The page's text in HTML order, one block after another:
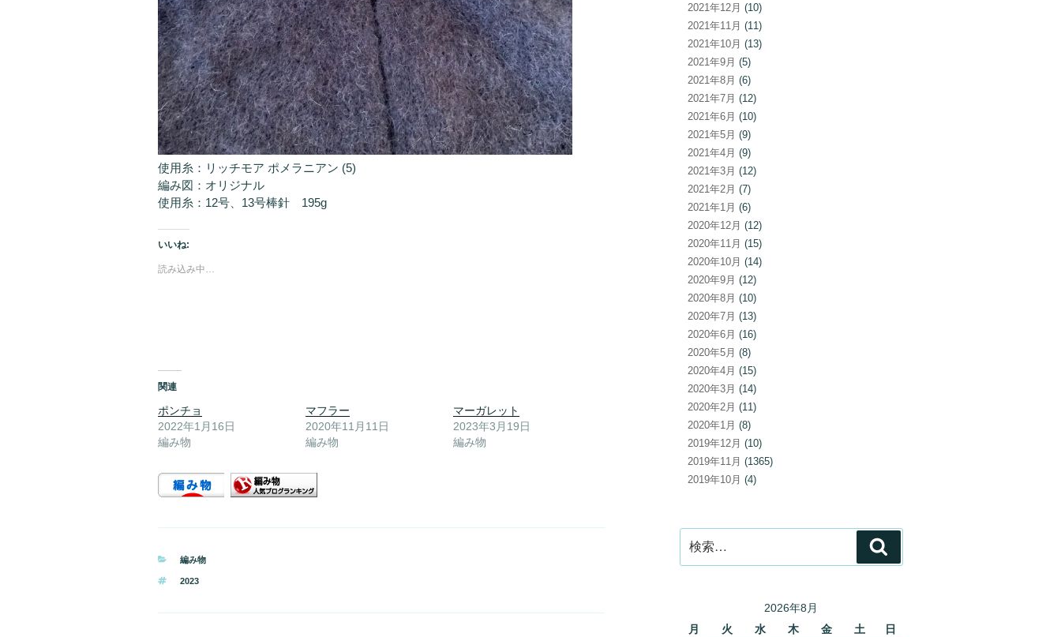
使用糸：リッチモア ポメラニアン (5)
編み図：オリジナル
使用糸：12号、13号棒針 195g
いいね:
読み込み中…
関連
ポンチョ
2022年1月16日
編み物
マフラー
2020年11月11日
編み物
マーガレット
2023年3月19日
編み物
カ
ゴ
編み物
タ
2023
2021年12月 (10)
2021年11月 (11)
2021年10月 (13)
2021年9月 (5)
2021年8月 (6)
2021年7月 (12)
2021年6月 (10)
2021年5月 (9)
2021年4月 (9)
2021年3月 (12)
2021年2月 (7)
2021年1月 (6)
2020年12月 (12)
2020年11月 (15)
2020年10月 (14)
2020年9月 (12)
2020年8月 (10)
2020年7月 (13)
2020年6月 (16)
2020年5月 (8)
2020年4月 (15)
2020年3月 (14)
2020年2月 (11)
2020年1月 (8)
2019年12月 (10)
2019年11月 (1365)
2019年10月 (4)
索:
索
2026年8月
月
火 水 木 金 土 日